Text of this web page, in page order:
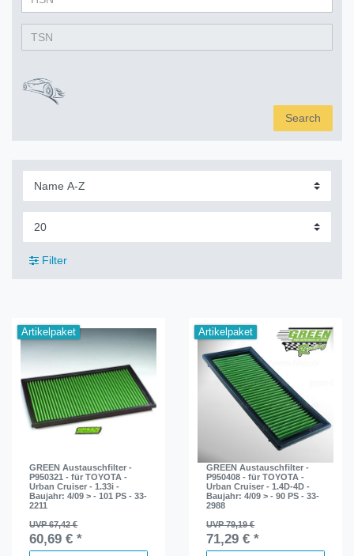
Search
Filter
Artikelpaket
GREEN Austauschfilter -
P950321 - für TOYOTA -
Urban Cruiser - 1.33i -
Baujahr: 4/09 > - 101 PS - 33-
2211
UVP 67,42 €
60,69 € *
Artikelpaket
GREEN Austauschfilter -
P950408 - für TOYOTA -
Urban Cruiser - 1.4D-4D -
Baujahr: 4/09 > - 90 PS - 33-
2988
UVP 79,19 €
71,29 € *